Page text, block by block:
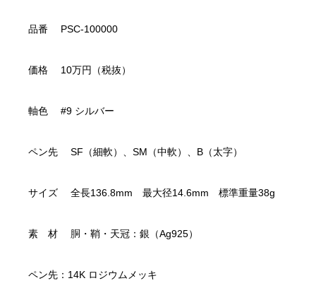
品番 PSC-100000
価格 10万円（税抜）
軸色 #9 シルバー
ペン先 SF（細軟）、SM（中軟）、B（太字）
サイズ 全長136.8mm 最大径14.6mm 標準重量38g
素 材 胴・鞘・天冠：銀（Ag925）
ペン先：14K ロジウムメッキ